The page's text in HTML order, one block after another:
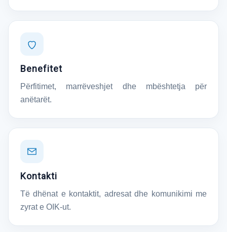
Benefitet
Përfitimet, marrëveshjet dhe mbështetja për
anëtarët.
Kontakti
Të dhënat e kontaktit, adresat dhe komunikimi me
zyrat e OIK-ut.